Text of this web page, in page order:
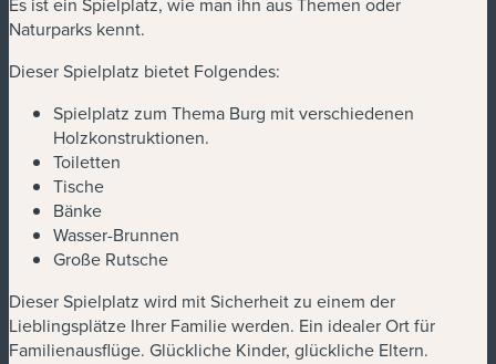
Naturparks kennt.
Dieser Spielplatz bietet Folgendes:
Spielplatz zum Thema Burg mit verschiedenen
Holzkonstruktionen.
Toiletten
Tische
Bänke
Wasser-Brunnen
Große Rutsche
Dieser Spielplatz wird mit Sicherheit zu einem der
Lieblingsplätze Ihrer Familie werden. Ein idealer Ort für
Familienausflüge. Glückliche Kinder, glückliche Eltern.